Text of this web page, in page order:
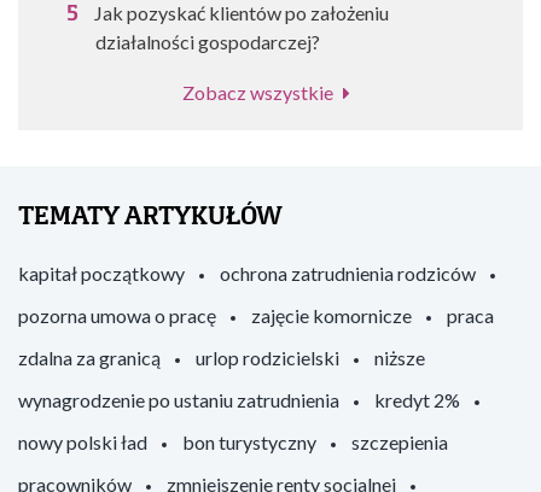
Jak pozyskać klientów po założeniu
działalności gospodarczej?
Zobacz wszystkie
TEMATY ARTYKUŁÓW
kapitał początkowy
ochrona zatrudnienia rodziców
pozorna umowa o pracę
zajęcie komornicze
praca
zdalna za granicą
urlop rodzicielski
niższe
wynagrodzenie po ustaniu zatrudnienia
kredyt 2%
nowy polski ład
bon turystyczny
szczepienia
pracowników
zmniejszenie renty socjalnej